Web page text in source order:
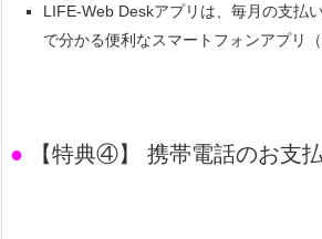
LIFE-Web Deskアプリは、毎月の支払
で分かる便利なスマートフォンアプリ（
● 【特典④】 携帯電話のお支